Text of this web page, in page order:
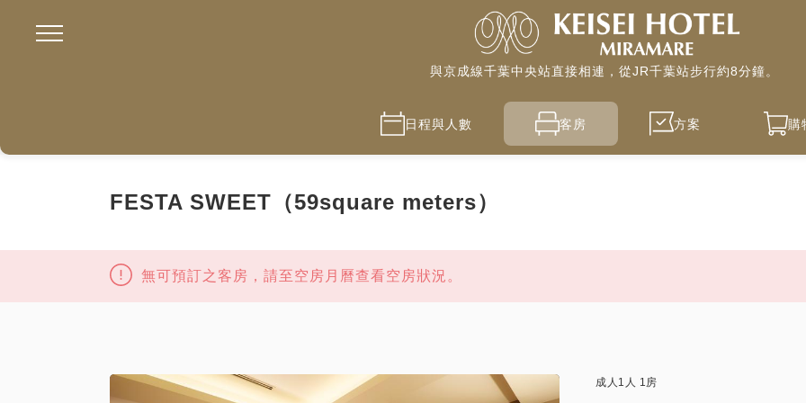
與京成線千葉中央站直接相連，從JR千葉站步行約8分鐘。
日程與人數 客房 方案 購
FESTA SWEET（59square meters）
無可預訂之客房，請至空房月曆查看空房狀況。
成人 1 人 1房